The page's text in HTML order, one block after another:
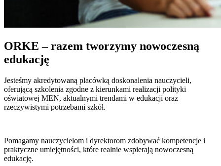
ORKE – razem tworzymy nowoczesną
edukację
Jesteśmy akredytowaną placówką doskonalenia nauczycieli,
oferującą szkolenia zgodne z kierunkami realizacji polityki
oświatowej MEN, aktualnymi trendami w edukacji oraz
rzeczywistymi potrzebami szkół.
Pomagamy nauczycielom i dyrektorom zdobywać kompetencje i
praktyczne umiejętności, które realnie wspierają nowoczesną
edukację.